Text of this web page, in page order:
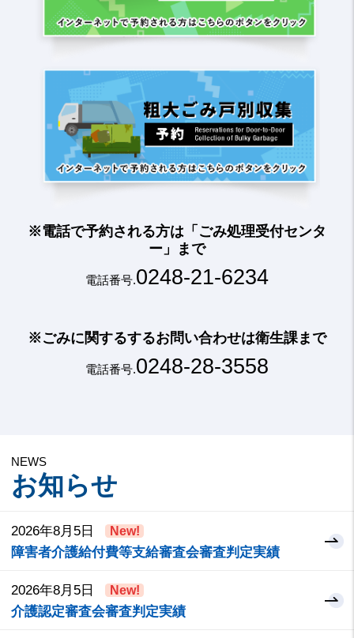
※電話で予約される方は「ごみ処理受付センタ
ー」まで
電話番号.0248-21-6234
※ごみに関するするお問い合わせは衛生課まで
電話番号.0248-28-3558
NEWS
お知らせ
2026年8月5日 New!
障害者介護給付費等支給審査会審査判定実績
2026年8月5日 New!
介護認定審査会審査判定実績